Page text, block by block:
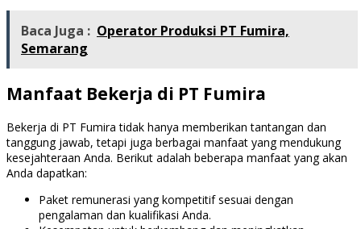
Baca Juga : Operator Produksi PT Fumira,
Semarang
Manfaat Bekerja di PT Fumira
Bekerja di PT Fumira tidak hanya memberikan tantangan dan
tanggung jawab, tetapi juga berbagai manfaat yang mendukung
kesejahteraan Anda. Berikut adalah beberapa manfaat yang akan
Anda dapatkan:
Paket remunerasi yang kompetitif sesuai dengan
pengalaman dan kualifikasi Anda.